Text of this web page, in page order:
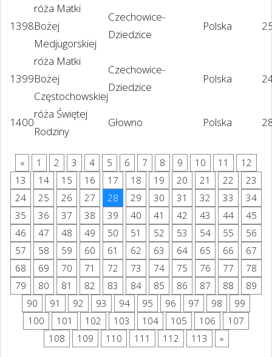
1398
róża Matki
Bożej
Medjugorskiej
Czechowice-
Dziedzice
Polska
1399
róża Matki
Bożej
Częstochowskiej
Czechowice-
Dziedzice
Polska
1400
róża Świętej
Rodziny
Głowno Polska
« 1 2 3 4 5 6 7 8 9 10 11
12
13
14 15 16 17 18 19 20 21 22
23
24
25 26 27 28 29 30 31 32 33
34
35
36 37 38 39 40 41 42 43 44
45
46
47 48 49 50 51 52 53 54 55
56
57
58 59 60 61 62 63 64 65 66
67
68
69 70 71 72 73 74 75 76 77
78
79
80 81 82 83 84 85 86 87 88
89
90
91 92 93 94 95 96 97 98
99
100
101 102 103 104 105 106
107
108
109 110 111 112 113 »